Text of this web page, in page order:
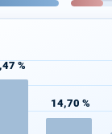
%
14,70 %